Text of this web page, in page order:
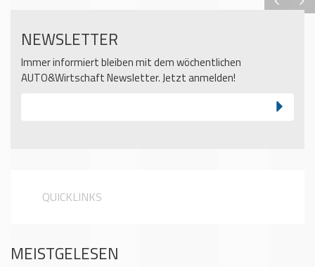
NEWSLETTER
Immer informiert bleiben mit dem wöchentlichen
AUTO&Wirtschaft Newsletter. Jetzt anmelden!
QUICKLINKS
MEISTGELESEN